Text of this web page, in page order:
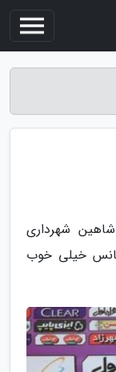
شهرداری
با اینکه ده نفره بودیم 2 شانس خیلی خوب